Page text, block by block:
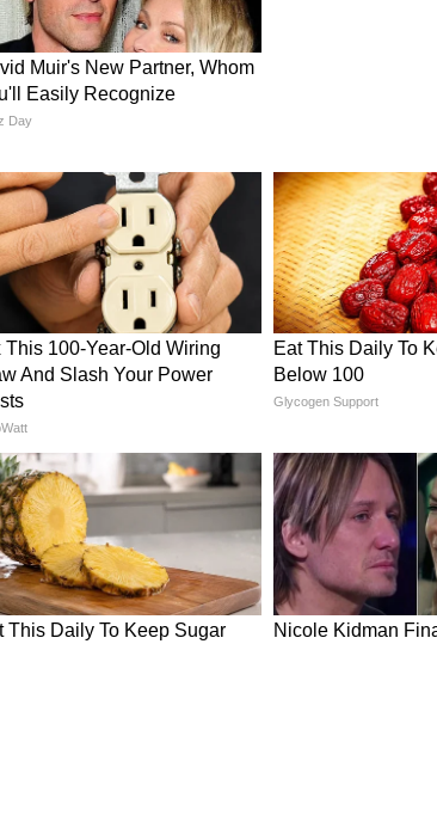
मिल सकती है या कोई बड़ी डील पक्की हो
हैं। घर या गाड़ी खरीदने का सपना पूरा हो सकता
Read latest Jyotish tips in Hindi,
Daily Rashifal, Tarot Card Reading,
stories from Jyotish Shastra online
अभी एशियानेट न्यूज हिंदी के डिजिटल में काम कर रहे हैं।
ज्योतिष-हस्तरेखा, उपाय, वास्तु, कुंडली जैसे टॉपिक पर पकड़ है।
की शुरुआत स्थानीय अखबार दैनिक अवंतिका से की। 2010 से
किया है।